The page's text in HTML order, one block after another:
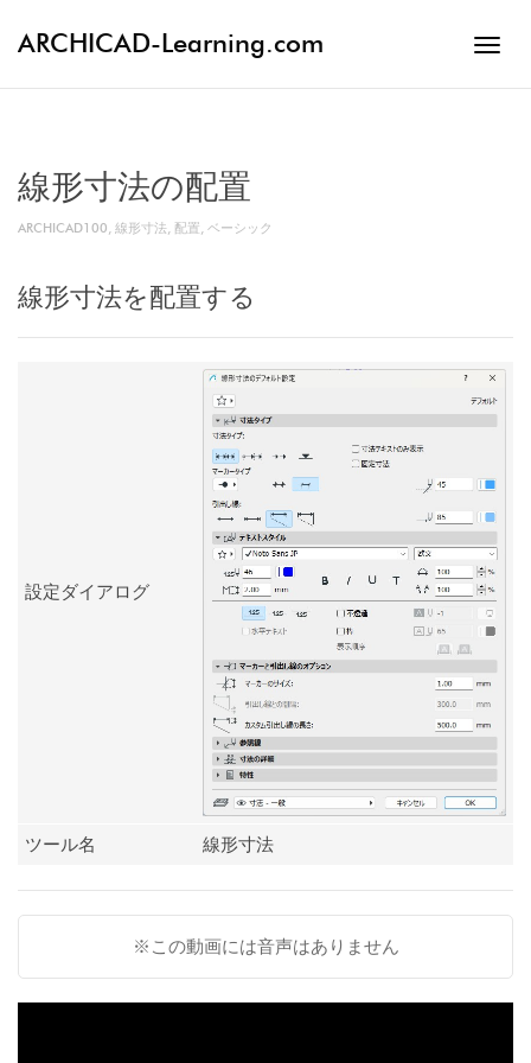
ARCHICAD-Learning.com
線形寸法の配置
ARCHICAD100, 線形寸法, 配置, ベーシック
線形寸法を配置する
設定ダイアログ
ツール名 線形寸法
※この動画には音声はありません